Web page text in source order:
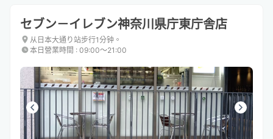
セブン－イレブン神奈川県庁東庁舎店
从日本大通り站步行1分钟。
本日營業時間 : 09:00〜21:00